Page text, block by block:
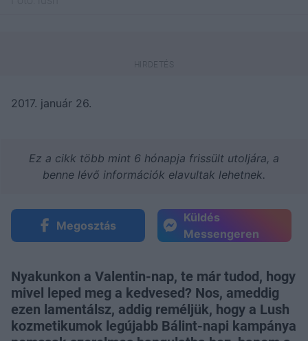
2017. január 26.
Ez a cikk több mint 6 hónapja frissült utoljára, a
benne lévő információk elavultak lehetnek.
Megosztás
Küldés
Messengeren
Nyakunkon a Valentin-nap, te már tudod, hogy
mivel leped meg a kedvesed? Nos, ameddig
ezen lamentálsz, addig reméljük, hogy a Lush
kozmetikumok legújabb Bálint-napi kampánya